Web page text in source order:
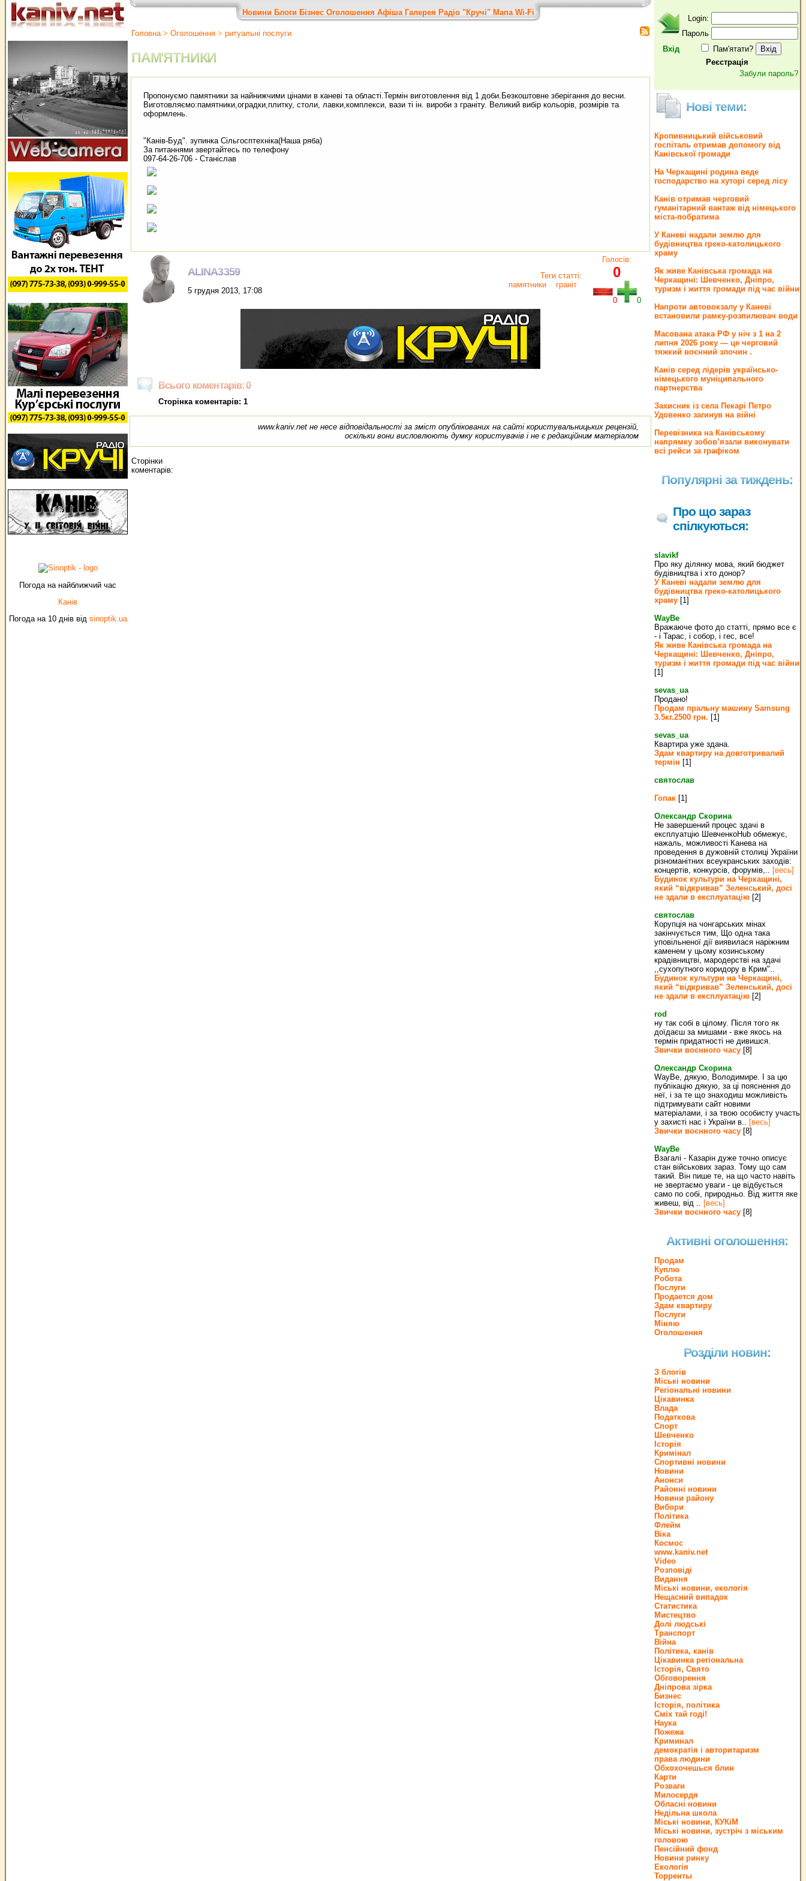
Погода на найближчий час
Канів
Погода на 10 днів від sinoptik.ua
Новини Блоги Бізнес Оголошення Афіша Галерея Радіо "Кручі" Мапа Wi-Fi
Головна> Оголошення > ритуальні послуги
ПАМ'ЯТНИКИ
Пропонуємо памятники за найнижчими цінами в каневі та області.Термін виготовлення від 1 доби.Безкоштовне зберігання до весни.
Виготовляємо:памятники,оградки,плитку, столи, лавки,комплекси, вази ті ін. вироби з граніту. Великий вибір кольорів, розмірів та
оформлень.
"Канів-Буд". зупинка Сільгосптехніка(Наша ряба)
За питаннями звертайтесь по телефону
097-64-26-706 - Станіслав
ALINA3359
5 грудня 2013, 17:08
Теги статті:
памятники
граніт
Голосів:
0
0 0
Всього коментарів: 0
Сторінка коментарів: 1
www.kaniv.net не несе відповідальності за зміст опублікованих на сайті користувальницьких рецензій,
оскільки вони висловлюють думку користувачів і не є редакційним матеріалом
Сторінки
коментарів:
Вхід
Login:
Пароль
Пам'ятати?
Реєстрація
Забули пароль?
Нові теми:
Кропивницький військовий
госпіталь отримав допомогу від
Канівської громади
На Черкащині родина веде
господарство на хуторі серед лісу
Канів отримав черговий
гуманітарний вантаж від німецького
міста-побратима
У Каневі надали землю для
будівництва греко‐католицького
храму
Як живе Канівська громада на
Черкащині: Шевченко, Дніпро,
туризм і життя громади під час війни
Напроти автовокзалу у Каневі
встановили рамку-розпилювач води
Масована атака РФ у ніч з 1 на 2
липня 2026 року — це черговий
тяжкий воєнний злочин .
Канів серед лідерів українсько-
німецького муніципального
партнерства
Захисник із села Пекарі Петро
Удовенко загинув на війні
Перевізника на Канівському
напрямку зобов’язали виконувати
всі рейси за графіком
Популярні за тиждень:
Про що зараз
спілкуються:
slavikf
Про яку ділянку мова, який бюджет
будівництва і хто донор?
У Каневі надали землю для
будівництва греко‐католицького
храму [1]
WayBe
Вражаюче фото до статті, прямо все є
- і Тарас, і собор, і гес, все!
Як живе Канівська громада на
Черкащині: Шевченко, Дніпро,
туризм і життя громади під час війни
[1]
sevas_ua
Продано!
Продам пральну машину Samsung
3.5кг.2500 грн. [1]
sevas_ua
Квартира уже здана.
Здам квартиру на довготривалий
термін [1]
святослав
Гопак [1]
Олександр Скорина
Не завершений процес здачі в
експлуатцію ШевченкоHub обмежує,
нажаль, можливості Канева на
проведення в дужовній столиці України
різноманітних всеукранських заходів:
концертів, конкурсів, форумів,.. [весь]
Будинок культури на Черкащині,
який “відкривав” Зеленський, досі
не здали в експлуатацію [2]
святослав
Корупція на чонгарських мінах
закінчується тим, Що одна така
уповільненої дії виявилася наріжним
каменем у цьому козинському
крадівництві, мародерстві на здачі
,,сухопутного коридору в Крим"..
Будинок культури на Черкащині,
який “відкривав” Зеленський, досі
не здали в експлуатацію [2]
rod
ну так собі в цілому. Після того як
доїдаєш за мишами - вже якось на
термін придатності не дивишся.
Звички воєнного часу [8]
Олександр Скорина
WayBe, дякую, Володимире. І за цю
публікацію дякую, за ці пояснення до
неї, і за те що знаходиш можливість
підтримувати сайт новими
матеріалами, і за твою особисту участь
у захисті нас і України в.. [весь]
Звички воєнного часу [8]
WayBe
Взагалі - Казарін дуже точно описує
стан військових зараз. Тому що сам
такий. Він пише те, на що часто навіть
не звертаємо уваги - це відбується
само по собі, природньо. Від життя яке
живеш, від .. [весь]
Звички воєнного часу [8]
Активні оголошення:
Продам
Куплю
Робота
Послуги
Продается дом
Здам квартиру
Послуги
Міняю
Оголошення
Розділи новин:
З блогів
Міські новини
Регіональні новини
Цікавинка
Влада
Податкова
Спорт
Шевченко
Історія
Кримінал
Спортивні новини
Новини
Анонси
Районні новини
Новини району
Вибори
Політика
Флейм
Віка
Космос
www.kaniv.net
Video
Розповіді
Видання
Міські новини, екологія
Нещасний випадок
Статистика
Мистецтво
Долі людські
Транспорт
Війна
Політика, канів
Цікавинка регіональна
Історія, Свято
Обговорення
Дніпрова зірка
Бизнес
Історія, політика
Сміх тай годі!
Наука
Пожежа
Криминал
демократія і авторитаризм
права людини
Обхохочешься блин
Карти
Розваги
Милосердя
Обласні новини
Недільна школа
Міські новини, КУКіМ
Міські новини, зустріч з міським
головою
Пенсійний фонд
Новини ринку
Екологія
Торренты